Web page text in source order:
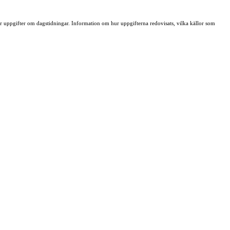
uppgifter om dagstidningar. Information om hur uppgifterna redovisats, vilka källor som